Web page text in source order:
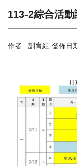
113-2綜合活
作者 : 訓育組 發佈日